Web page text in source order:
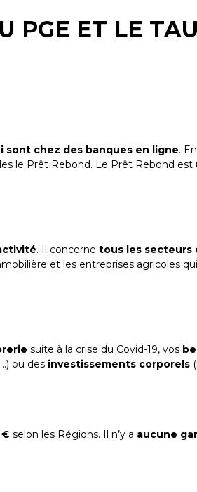
PGE ET LE
chez des banques en ligne.
le Prêt Rebond. Le Prêt Rebond est
. Il concerne tous les secteurs
et les entreprises agricoles
suite à la crise du Covid-19, vos
ou des investissements corporels
€ selon les Régions. Il n’y a aucune